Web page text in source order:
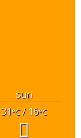
sun
31°C/ 16°C